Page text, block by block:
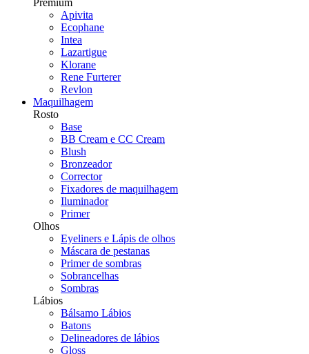
Premium
Apivita
Ecophane
Intea
Lazartigue
Klorane
Rene Furterer
Revlon
Maquilhagem
Rosto
Base
BB Cream e CC Cream
Blush
Bronzeador
Corrector
Fixadores de maquilhagem
Iluminador
Primer
Olhos
Eyeliners e Lápis de olhos
Máscara de pestanas
Primer de sombras
Sobrancelhas
Sombras
Lábios
Bálsamo Lábios
Batons
Delineadores de lábios
Gloss